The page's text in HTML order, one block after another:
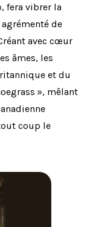
fera vibrer la
de
avec cœur
âmes, les
et du
», mêlant
coup le